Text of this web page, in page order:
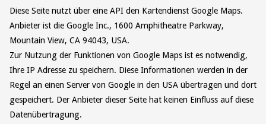
Diese Seite nutzt über eine API den Kartendienst Google Maps.
Anbieter ist die Google Inc., 1600 Amphitheatre Parkway,
Mountain View, CA 94043, USA.
Zur Nutzung der Funktionen von Google Maps ist es notwendig,
Ihre IP Adresse zu speichern. Diese Informationen werden in der
Regel an einen Server von Google in den USA übertragen und dort
gespeichert. Der Anbieter dieser Seite hat keinen Einfluss auf diese
Datenübertragung.